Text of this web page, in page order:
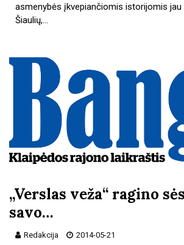
asmenybės įkvepiančiomis istorijomis jau
Šiaulių,…
„Verslas veža“ ragino
savo…
Redakcija 2014-05-21